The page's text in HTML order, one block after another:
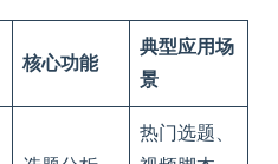
核心功能
典型应用场
景
热门选题、